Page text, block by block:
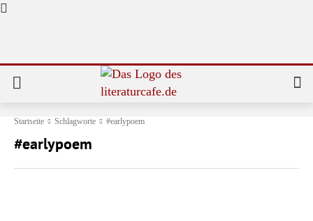
Startseite Schlagworte #earlypoem
#earlypoem